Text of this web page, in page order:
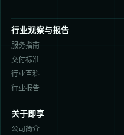
行业观察与报告
服务指南
交付标准
行业百科
行业报告
关于即享
公司简介